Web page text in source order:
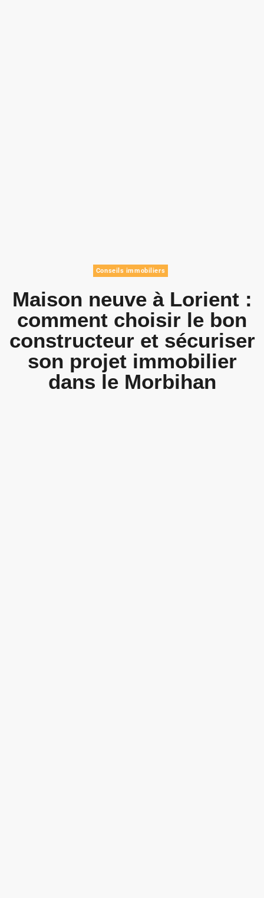
Conseils immobiliers
Maison neuve à Lorient :
comment choisir le bon
constructeur et sécuriser
son projet immobilier
dans le Morbihan